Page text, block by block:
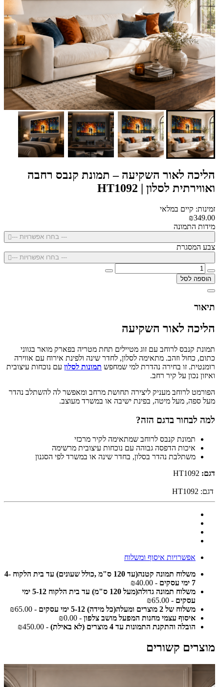
הליכה לאור השקיעה – תמונת קנבס רחבה
ואווירתית לסלון | HT1092
זמינות: קיים במלאי
₪349.00
מידות התמונה
--- בחרו אפשרויות ---
צבע המסגרת
--- בחרו אפשרויות ---
הוספה לסל
תיאור
הליכה לאור השקיעה
תמונת קנבס לרוחב עם זוג מטיילים תחת מטריה בפארק מואר בגווני
כתום, כחול וזהב. מתאימה לסלון, לחדר שינה ולפינת אירוח עם אווירה
רומנטית. זו בחירה נהדרת למי שמחפש תמונות לסלון עם נוכחות עיצובית
ואיזון נכון על קיר רחב.
הפורמט לרוחב מעניק ליצירה תחושת מרחב ומאפשר לה להשתלב נהדר
מעל ספה, מעל מיטה, בפינת ישיבה או במשרד מעוצב.
למה לבחור בדגם הזה?
תמונת קנבס לרוחב שמתאימה לקיר מרכזי
איכות הדפסה גבוהה עם נוכחות עיצובית מרשימה
משתלבת נהדר בסלון, בחדר שינה או במשרד לפי הסגנון
דגם:
דגם: HT1092
אפשרויות איסוף ומשלוח
משלוח תמונה קטנה(עד 120 ס"מ ,כולל שעונים) עד בית הלקוח 4-
7 ימי עסקים
- ₪40.00
משלוח תמונה גדולה(מעל 120 ס"מ) עד בית הלקוח 5-12 ימי
עסקים - ₪65.00
משלוח של 2 מוצרים ומעלה(כל מידה) 5-12 ימי עסקים
- ₪65.00
איסוף עצמי מחנות המפעל מושב צלפון - ₪0.00
הובלה והתקנת התמונות עד 4 מוצרים (לא באילת)
- ₪450.00
מוצרים קשורים